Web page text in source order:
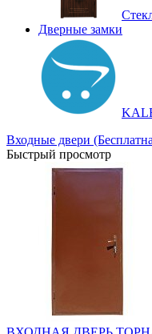
Дверные замки
Входные двери
Быстрый просмотр